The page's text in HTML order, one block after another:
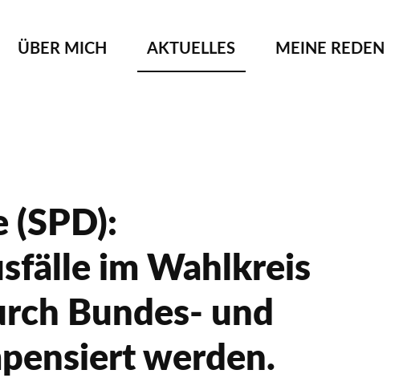
ÜBER MICH AKTUELLES MEINE REDEN
(SPD):
im Wahlkreis
Bundes- und
werden.